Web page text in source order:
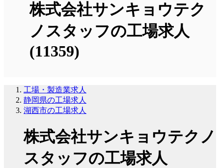
株式会社サンキョウテク
ノスタッフの工場求人
(11359)
工場・製造業求人
静岡県の工場求人
湖西市の工場求人
株式会社サンキョウテクノ
スタッフの工場求人